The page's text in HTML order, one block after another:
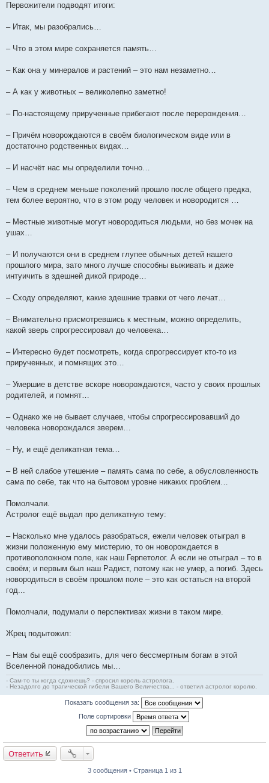
Первожители подводят итоги:
– Итак, мы разобрались…
– Что в этом мире сохраняется память…
– Как она у минералов и растений – это нам незаметно…
– А как у животных – великолепно заметно!
– По-настоящему прирученные прибегают после перерождения…
– Причём новорождаются в своём биологическом виде или в
достаточно родственных видах…
– И насчёт нас мы определили точно…
– Чем в среднем меньше поколений прошло после общего предка,
тем более вероятно, что в этом роду человек и новородится …
– Местные животные могут новородиться людьми, но без мочек на
ушах…
– И получаются они в среднем глупее обычных детей нашего
прошлого мира, зато много лучше способны выживать и даже
интуичить в здешней дикой природе…
– Сходу определяют, какие здешние травки от чего лечат…
– Внимательно присмотревшись к местным, можно определить,
какой зверь спрогрессировал до человека…
– Интересно будет посмотреть, когда спрогрессирует кто-то из
прирученных, и помнящих это…
– Умершие в детстве вскоре новорождаются, часто у своих прошлых
родителей, и помнят…
– Однако же не бывает случаев, чтобы спрогрессировавший до
человека новорождался зверем…
– Ну, и ещё деликатная тема…
– В ней слабое утешение – память сама по себе, а обусловленность
сама по себе, так что на бытовом уровне никаких проблем…
Помолчали.
Астролог ещё выдал про деликатную тему:
– Насколько мне удалось разобраться, ежели человек отыграл в
жизни положенную ему мистерию, то он новорождается в
противоположном поле, как наш Герпетолог. А если не отыграл – то в
своём; и первым был наш Радист, потому как не умер, а погиб. Здесь
новородиться в своём прошлом поле – это как остаться на второй
год...
Помолчали, подумали о перспективах жизни в таком мире.
Жрец подытожил:
– Нам бы ещё сообразить, для чего бессмертным богам в этой
Вселенной понадобились мы…
- Сам-то ты когда сдохнешь? - спросил король астролога.
- Незадолго до трагической гибели Вашего Величества... - ответил астролог королю.
Показать сообщения за:
Поле сортировки
Ответить
3 сообщения • Страница 1 из 1